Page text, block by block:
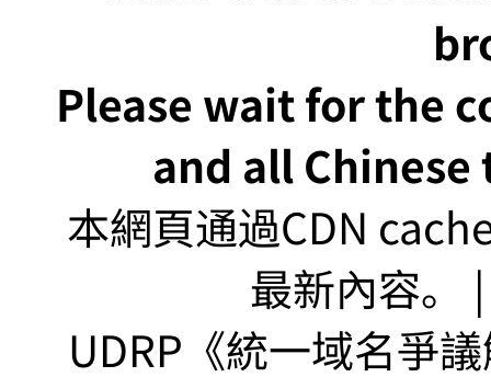
Please wait for the
and all
本網頁通過CDN
最新內容。
UDRP《統一域名爭